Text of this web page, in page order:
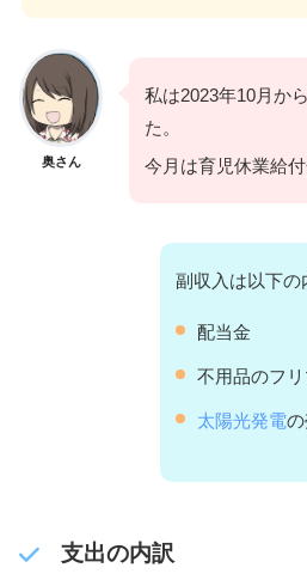
奥さん
私は2023年10月か
た。
今月は育児休業給付
副収入は以下の
配当金
不用品のフ
太陽光発電
支出の内訳